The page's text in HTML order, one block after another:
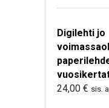
Digilehti jo
24,00 € sis.